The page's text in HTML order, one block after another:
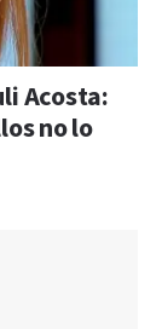
Acosta:
no lo